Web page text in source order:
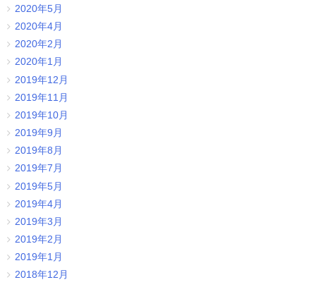
2020年5月
2020年4月
2020年2月
2020年1月
2019年12月
2019年11月
2019年10月
2019年9月
2019年8月
2019年7月
2019年5月
2019年4月
2019年3月
2019年2月
2019年1月
2018年12月